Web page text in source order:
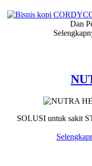
Dan
SOLUSI untuk sakit